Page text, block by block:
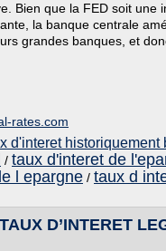
Bien que la FED soit une
la banque centrale
grandes banques, et
rates.com
d'interet historiquement
/ taux d'interet de
l epargne / taux d
D’INTERET